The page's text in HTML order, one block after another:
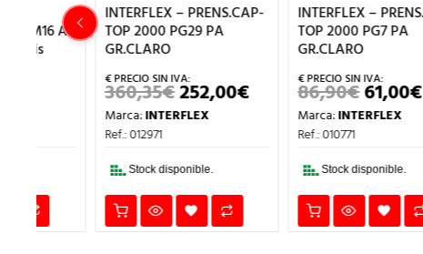
INTERFLEX – PRENS.CAP-
TOP 2000 PG29 PA
GR.CLARO
€EL
PRECIO
ORIGINAL
ERA:
252,00€EL
PRECIO
ACTUAL
INTERFLEX
Stock disponible.
INTERFLEX – PRENS.CAP-
TOP 2000 PG7 PA
GR.CLARO
86,90 €EL
PRECIO
ORIGINAL
ERA:
61,00€EL
PRECIO
ACTUAL
INTERFLEX
Stock disponible.